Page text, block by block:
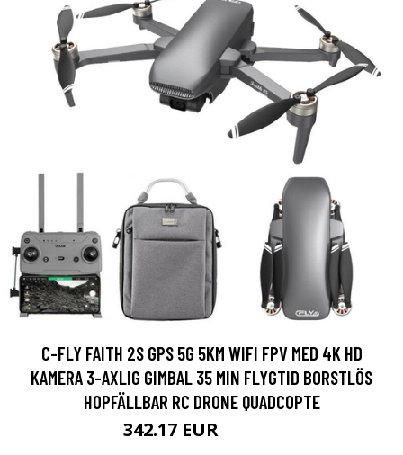
C-FLY FAITH 2S GPS 5G 5KM WIFI FPV MED 4K HD
KAMERA 3-AXLIG GIMBAL 35 MIN FLYGTID BORSTLÖS
HOPFÄLLBAR RC DRONE QUADCOPTE
342.17 EUR